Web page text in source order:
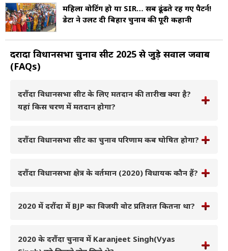
महिला वोटिंग हो या SIR… सब ढूंढते रह गए पैटर्न!
डेटा ने उलट दी बिहार चुनाव की पूरी कहानी
दरौंदा विधानसभा चुनाव सीट 2025 से जुड़े सवाल जवाब
(FAQs)
दरौंदा विधानसभा सीट के लिए मतदान की तारीख क्या है?
यहां किस चरण में मतदान होगा?
दरौंदा विधानसभा सीट का चुनाव परिणाम कब घोषित होगा?
दरौंदा विधानसभा क्षेत्र के वर्तमान (2020) विधायक कौन हैं?
2020 में दरौंदा में BJP का विजयी वोट प्रतिशत कितना था?
2020 के दरौंदा चुनाव में Karanjeet Singh(Vyas